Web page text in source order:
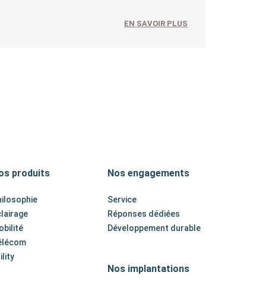
EN SAVOIR PLUS
produits Nos engagements
Service
Réponses dédiées
Développement durable
Nos implantations